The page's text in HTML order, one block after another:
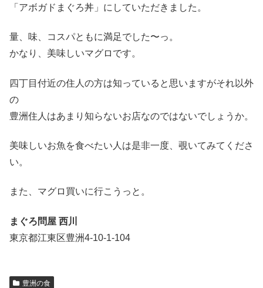
「アボガドまぐろ丼」にしていただきました。
量、味、コスパともに満足でした〜っ。
かなり、美味しいマグロです。
四丁目付近の住人の方は知っていると思いますがそれ以外
の
豊洲住人はあまり知らないお店なのではないでしょうか。
美味しいお魚を食べたい人は是非一度、覗いてみてくださ
い。
また、マグロ買いに行こうっと。
まぐろ問屋 西川
東京都江東区豊洲4-10-1-104
豊洲の食